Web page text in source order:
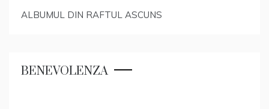
ALBUMUL DIN RAFTUL ASCUNS
BENEVOLENZA